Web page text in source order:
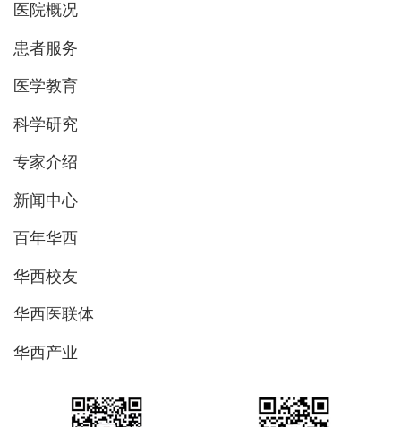
医院概况
患者服务
医学教育
科学研究
专家介绍
新闻中心
百年华西
华西校友
华西医联体
华西产业